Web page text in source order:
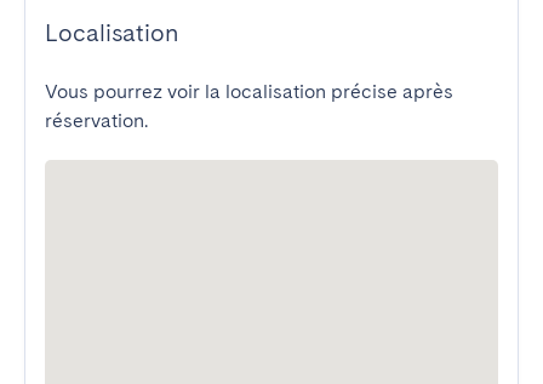
Localisation
Vous pourrez voir la localisation précise après
réservation.